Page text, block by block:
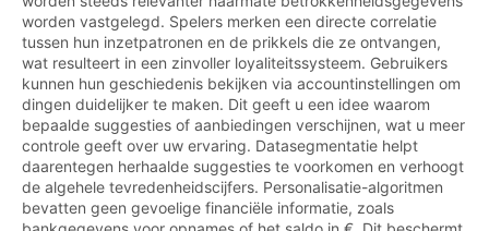
worden vastgelegd. Spelers merken een directe correlatie
tussen hun inzetpatronen en de prikkels die ze ontvangen,
wat resulteert in een zinvoller loyaliteitssysteem. Gebruikers
kunnen hun geschiedenis bekijken via accountinstellingen om
dingen duidelijker te maken. Dit geeft u een idee waarom
bepaalde suggesties of aanbiedingen verschijnen, wat u meer
controle geeft over uw ervaring. Datasegmentatie helpt
daarentegen herhaalde suggesties te voorkomen en verhoogt
de algehele tevredenheidscijfers. Personalisatie-algoritmen
bevatten geen gevoelige financiële informatie, zoals